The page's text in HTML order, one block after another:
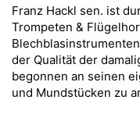
Franz Hackl sen. ist
Trompeten &
der Qualität der
begonnen an seinen
und Mundstücken zu